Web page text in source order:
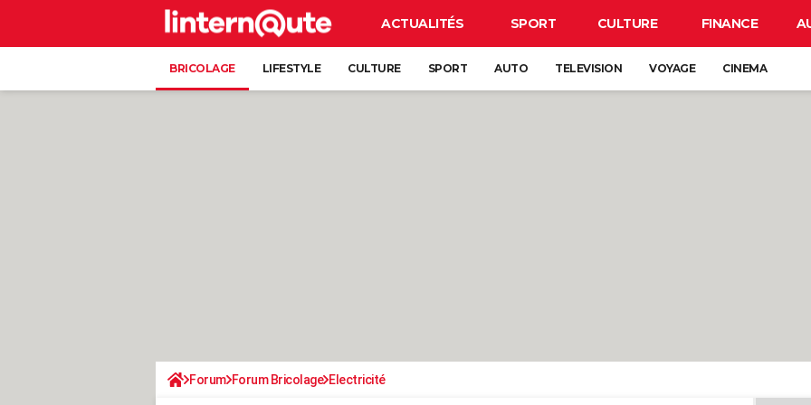
ACTUALITÉS SPORT CULTURE FINANCE
BRICOLAGE LIFESTYLE CULTURE SPORT AUTO TELEVISION VOYAGE CINEMA
Forum Forum Bricolage Electricité